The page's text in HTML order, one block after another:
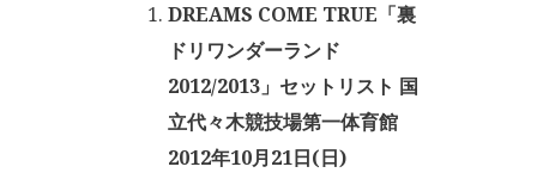
DREAMS COME TRUE「裏
ドリワンダーランド
2012/2013」セットリスト 国
立代々木競技場第一体育館
2012年10月21日(日)